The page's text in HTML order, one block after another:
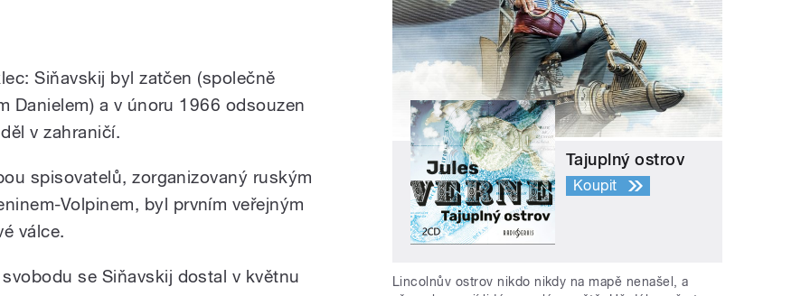
Siňavskij byl zatčen (společně
Danielem) a v únoru 1966 odsouzen
v zahraničí.
spisovatelů, zorganizovaný ruským
Volpinem, byl prvním veřejným
válce.
svobodu se Siňavskij dostal v květnu
Tajuplný ostrov
Koupit
Lincolnův ostrov nikdo nikdy na mapě nenašel, a